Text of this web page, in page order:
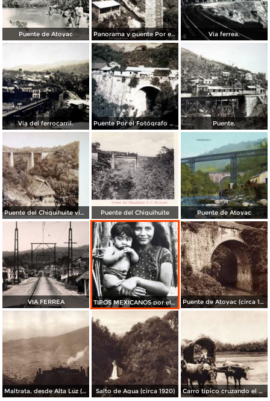
Puente de Atoyac Panorama y puente Por el fotografo Hugo Brehme. Via ferrea.
Via del ferrocarril. Puente Por el Fotógrafo Hugo Brehme. Puente.
Puente del Chiquihuite via del Ferrocarril Mexicano por el fotografo Abel Briquet Puente del Chiquihuite Puente de Atoyac
VIA FERREA TIPOS MEXICANOS por el fotografo HUGO BREHME Puente de Atoyac (circa 1920)
Maltrata, desde Alta Luz (circa 1920) Salto de Agua (circa 1920) Carro típico cruzando el Río Atoyac (circa 1920)